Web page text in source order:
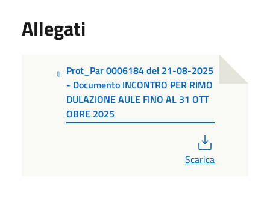
Allegati
Prot_Par 0006184 del 21-08-2025
- Documento INCONTRO PER RIMO
DULAZIONE AULE FINO AL 31 OTT
OBRE 2025
Scarica